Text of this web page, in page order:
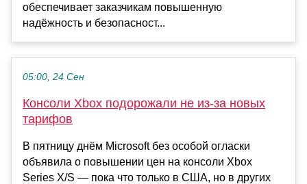
обеспечивает заказчикам повышенную
надёжность и безопасност...
05:00, 24 Сен
Консоли Xbox подорожали не из-за новых
тарифов
В пятницу днём Microsoft без особой огласки
объявила о повышении цен на консоли Xbox
Series X/S — пока что только в США, но в других